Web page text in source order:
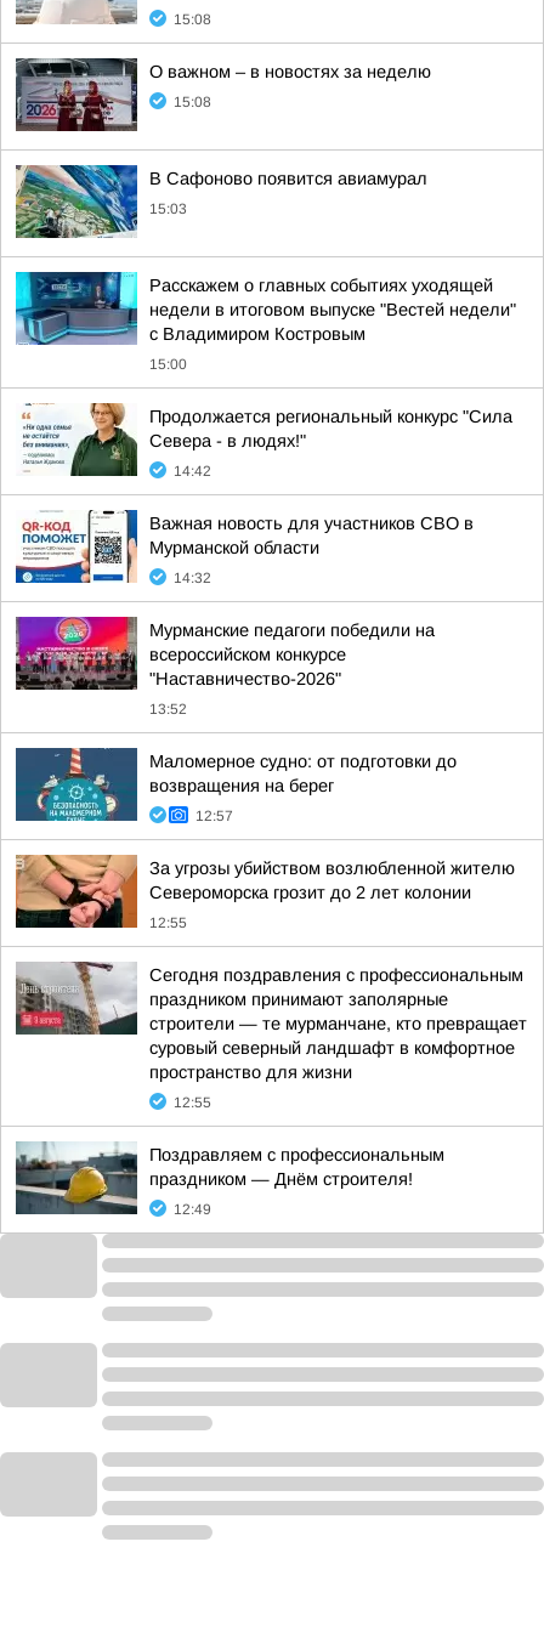
15:08
О важном – в новостях за неделю
15:08
В Сафоново появится авиамурал
15:03
Расскажем о главных событиях уходящей
недели в итоговом выпуске "Вестей недели"
с Владимиром Костровым
15:00
Продолжается региональный конкурс "Сила
Севера - в людях!"
14:42
Важная новость для участников СВО в
Мурманской области
14:32
Мурманские педагоги победили на
всероссийском конкурсе
"Наставничество-2026"
13:52
Маломерное судно: от подготовки до
возвращения на берег
12:57
За угрозы убийством возлюбленной жителю
Североморска грозит до 2 лет колонии
12:55
Сегодня поздравления с профессиональным
праздником принимают заполярные
строители — те мурманчане, кто превращает
суровый северный ландшафт в комфортное
пространство для жизни
12:55
Поздравляем с профессиональным
праздником — Днём строителя!
12:49